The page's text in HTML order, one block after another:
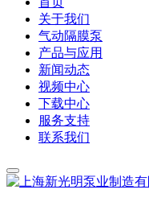
关于我们
气动隔膜泵
产品与应用
新闻动态
视频中心
下载中心
服务支持
联系我们